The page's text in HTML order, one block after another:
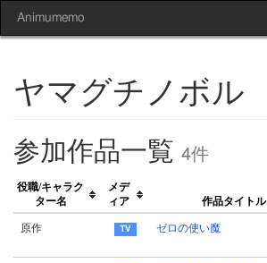
Animumemo
ヤマグチノボル
参加作品一覧 4件
役職/キャラク
ター名
メデ
ィア
作品タイトル
原作 ゼロの使い魔